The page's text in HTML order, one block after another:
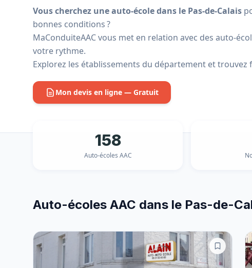
Vous cherchez une auto-école dans le Pas-de-Calais
bonnes conditions ?
MaConduiteAAC vous met en relation avec des auto-
votre rythme.
Explorez les établissements du département et
Mon devis en ligne — Gratuit
158
Auto-écoles AAC
Auto-écoles AAC dans le Pas-de-